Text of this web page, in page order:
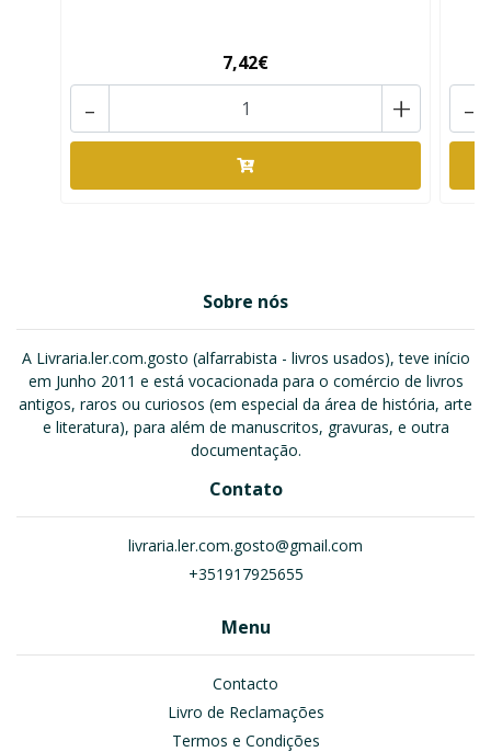
7,42€
+
- -
Sobre nós
A Livraria.ler.com.gosto (alfarrabista - livros usados), teve início
em Junho 2011 e está vocacionada para o comércio de livros
antigos, raros ou curiosos (em especial da área de história, arte
e literatura), para além de manuscritos, gravuras, e outra
documentação.
Contato
livraria.ler.com.gosto@gmail.com
+351917925655
Menu
Contacto
Livro de Reclamações
Termos e Condições